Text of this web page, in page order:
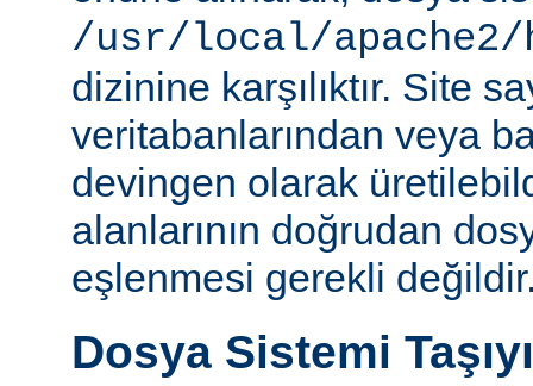
/usr/local/
dizinine karşılıktır. Site
veritabanlarından veya
devingen olarak
alanlarının doğrudan
eşlenmesi gerekli
Dosya Sistemi